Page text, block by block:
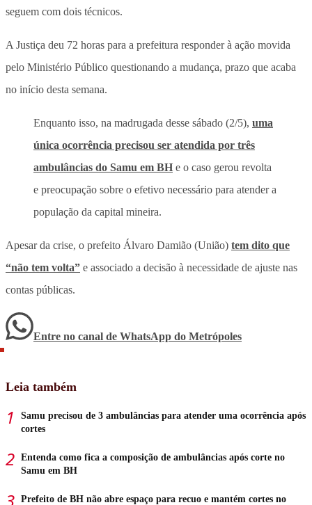
seguem com dois técnicos.
A Justiça deu 72 horas para a prefeitura responder à ação movida
pelo Ministério Público questionando a mudança, prazo que acaba
no início desta semana.
Enquanto isso, na madrugada desse sábado (2/5), uma
única ocorrência precisou ser atendida por três
ambulâncias do Samu em BH e o caso gerou revolta
e preocupação sobre o efetivo necessário para atender a
população da capital mineira.
Apesar da crise, o prefeito Álvaro Damião (União) tem dito que
“não tem volta” e associado a decisão à necessidade de ajuste nas
contas públicas.
Entre no canal de WhatsApp do Metrópoles
Leia também
Samu precisou de 3 ambulâncias para atender uma ocorrência após
cortes
Entenda como fica a composição de ambulâncias após corte no
Samu em BH
Prefeito de BH não abre espaço para recuo e mantém cortes no